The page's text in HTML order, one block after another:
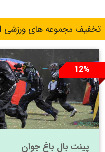
تخفیف مجموعه های ورزشی
پینت بال باغ جوان
12%